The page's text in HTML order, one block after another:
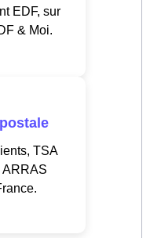
EDF, sur
& Moi.
TSA
ARRAS